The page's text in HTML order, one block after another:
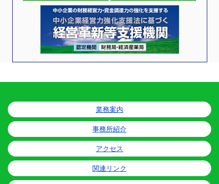
業務案内
事務所紹介
アクセス
関連リンク